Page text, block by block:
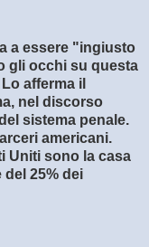
a essere "ingiusto
gli occhi su questa
afferma il
nel discorso
sistema penale.
americani.
Uniti sono la casa
25% dei